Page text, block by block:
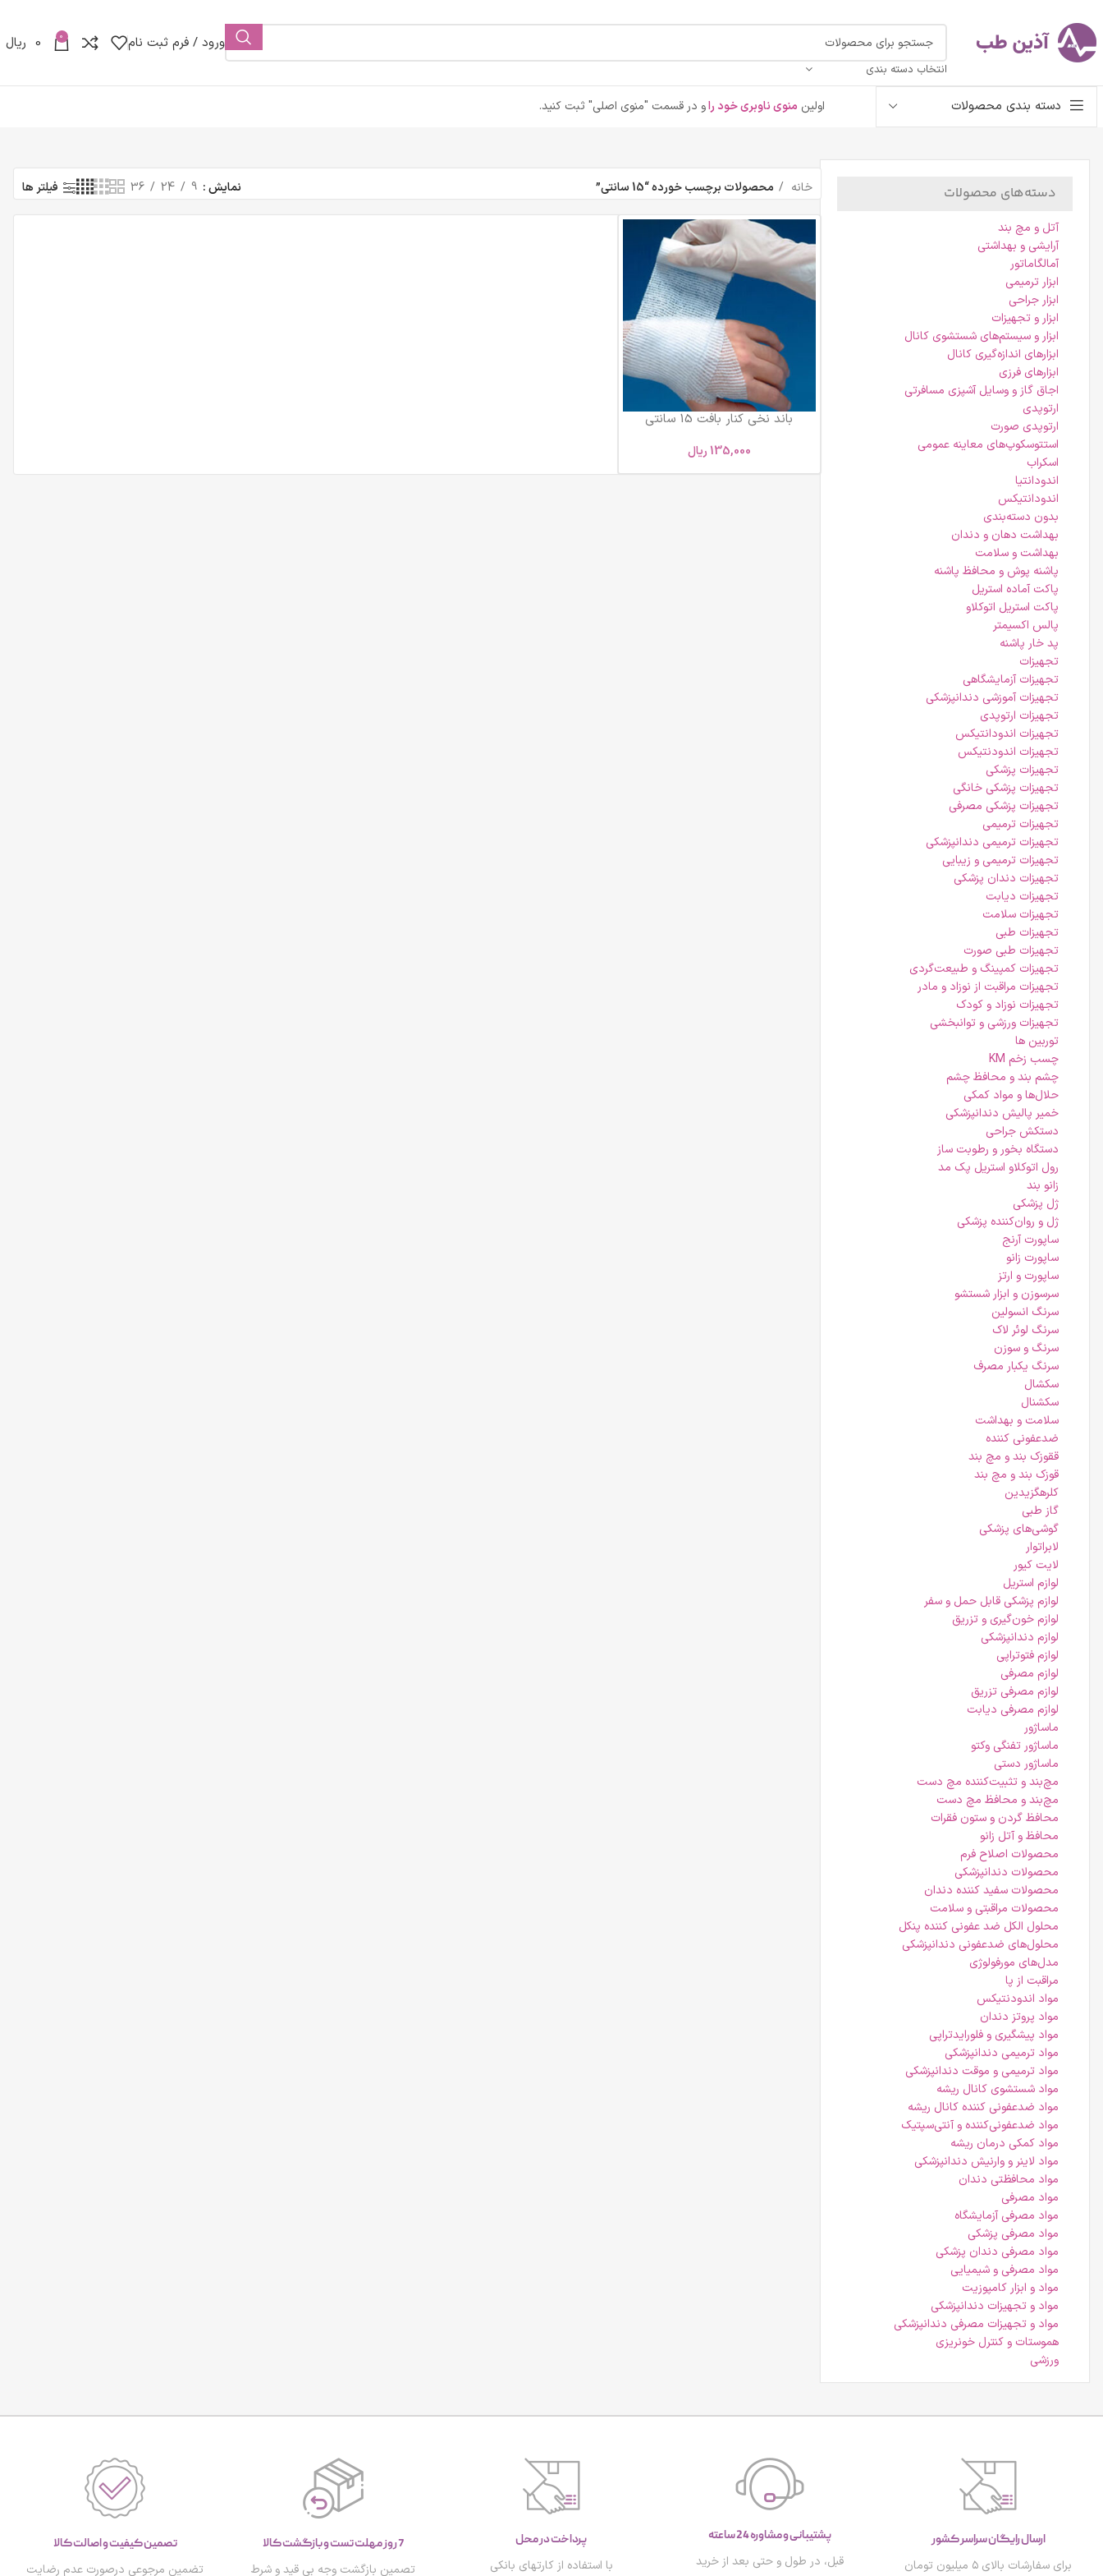
انتخاب دسته بندی
ورود / فرم ثبت نام 0
0 ریال
دسته بندی محصولات اولین منوی ناوبری خود راو در قسمت "منوی اصلی" ثبت کنید.
دسته‌های محصولات
آتل و مچ بند
آرایشی و بهداشتی
آمالگاماتور
ابزار ترمیمی
ابزار جراحی
ابزار و تجهیزات
ابزار و سیستم‌های شستشوی کانال
ابزارهای اندازه‌گیری کانال
ابزارهای فرزی
اجاق گاز و وسایل آشپزی مسافرتی
ارتوپدی
ارتوپدی صورت
استتوسکوپ‌های معاینه عمومی
اسکراب
اندودانتیا
اندودانتیکس
بدون دسته‌بندی
بهداشت دهان و دندان
بهداشت و سلامت
پاشنه پوش و محافظ پاشنه
پاکت آماده استریل
پاکت استریل اتوکلاو
پالس اکسیمتر
پد خار پاشنه
تجهیزات
تجهیزات آزمایشگاهی
تجهیزات آموزشی دندانپزشکی
تجهیزات ارتوپدی
تجهیزات اندودانتیکس
تجهیزات اندودنتیکس
تجهیزات پزشکی
تجهیزات پزشکی خانگی
تجهیزات پزشکی مصرفی
تجهیزات ترمیمی
تجهیزات ترمیمی دندانپزشکی
تجهیزات ترمیمی و زیبایی
تجهیزات دندان پزشکی
تجهیزات دیابت
تجهیزات سلامت
تجهیزات طبی
تجهیزات طبی صورت
تجهیزات کمپینگ و طبیعت‌گردی
تجهیزات مراقبت از نوزاد و مادر
تجهیزات نوزاد و کودک
تجهیزات ورزشی و توانبخشی
توربین ها
چسب زخم KM
چشم بند و محافظ چشم
حلال‌ها و مواد کمکی
خمیر پالیش دندانپزشکی
دستکش جراحی
دستگاه بخور و رطوبت ساز
رول اتوکلاو استریل پک مد
زانو بند
ژل پزشکی
ژل و روان‌کننده پزشکی
ساپورت آرنج
ساپورت زانو
ساپورت و ارتز
سرسوزن و ابزار شستشو
سرنگ انسولین
سرنگ لوئر لاک
سرنگ و سوزن
سرنگ یکبار مصرف
سکشال
سکشنال
سلامت و بهداشت
ضدعفونی کننده
ققوزک بند و مچ بند
قوزک بند و مچ بند
کلرهگزیدین
گاز طبی
گوشی‌های پزشکی
لابراتوار
لایت کیور
لوازم استریل
لوازم پزشکی قابل حمل و سفر
لوازم خون‌گیری و تزریق
لوازم دندانپزشکی
لوازم فتوتراپی
لوازم مصرفی
لوازم مصرفی تزریق
لوازم مصرفی دیابت
ماساژور
ماساژور تفنگی وکتو
ماساژور دستی
مچ‌بند و تثبیت‌کننده مچ دست
مچ‌بند و محافظ مچ دست
محافظ گردن و ستون فقرات
محافظ و آتل زانو
محصولات اصلاح فرم
محصولات دندانپزشکی
محصولات سفید کننده دندان
محصولات مراقبتی و سلامت
محلول الکل ضد عفونی کننده پنکل
محلول‌های ضدعفونی دندانپزشکی
مدل‌های مورفولوژی
مراقبت از پا
مواد اندودنتیکس
مواد پروتز دندان
مواد پیشگیری و فلورایدتراپی
مواد ترمیمی دندانپزشکی
مواد ترمیمی و موقت دندانپزشکی
مواد شستشوی کانال ریشه
مواد ضدعفونی کننده کانال ریشه
مواد ضدعفونی‌کننده و آنتی‌سپتیک
مواد کمکی درمان ریشه
مواد لاینر و وارنیش دندانپزشکی
مواد محافظتی دندان
مواد مصرفی
مواد مصرفی آزمایشگاه
مواد مصرفی پزشکی
مواد مصرفی دندان پزشکی
مواد مصرفی و شیمیایی
مواد و ابزار کامپوزیت
مواد و تجهیزات دندانپزشکی
مواد و تجهیزات مصرفی دندانپزشکی
هموستات و کنترل خونریزی
ورزشی
خانه محصولات برچسب خورده “15 سانتی” نمایش 9
24
36 فیلتر ها
باند نخی کنار بافت 15 سانتی
135,000ریال
ارسال رایگان سراسر کشور
برای سفارشات بالای ۵ میلیون تومان
پشتیبانی و مشاوره 24 ساعته
قبل، در طول و حتی بعد از خرید
پرداخت در محل
با استفاده از کارتهای بانکی
7 روز مهلت تست و بازگشت کالا
تصمین بازگشت وجه بی قید و شرط
تصمین کیفیت و اصالت کالا
تضمین مرجوعی درصورت عدم رضایت